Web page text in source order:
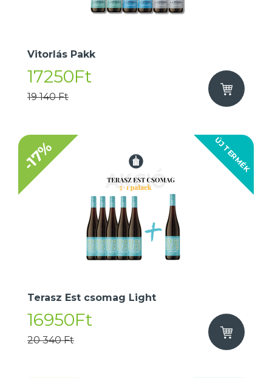
Vitorlás Pakk
17250Ft
19 140 Ft
ÚJ TERMÉK
-17%
Terasz Est csomag Light
16950Ft
20 340 Ft